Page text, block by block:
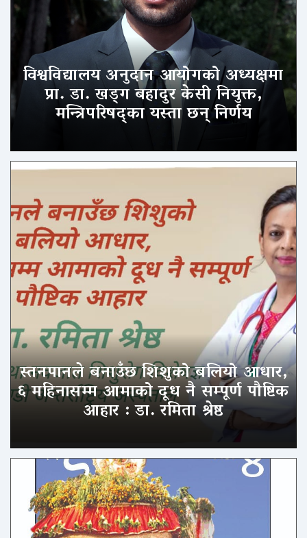
विश्वविद्यालय अनुदान आयोगको अध्यक्षमा
प्रा. डा. खड्ग बहादुर केसी नियुक्त,
मन्त्रिपरिषद्का यस्ता छन् निर्णय
स्तनपानले बनाउँछ शिशुको बलियो आधार,
६ महिनासम्म आमाको दूध नै सम्पूर्ण पौष्टिक
आहार : डा. रमिता श्रेष्ठ